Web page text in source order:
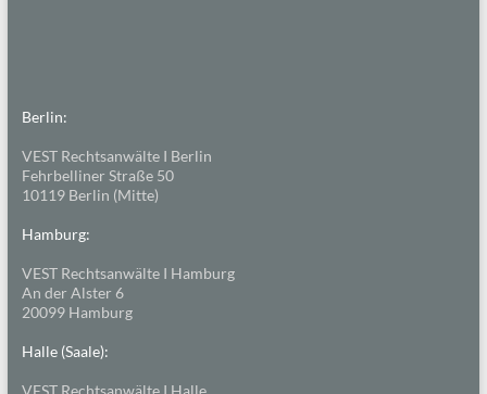
Berlin:
VEST Rechtsanwälte I Berlin
Fehrbelliner Straße 50
10119 Berlin (Mitte)
Hamburg:
VEST Rechtsanwälte I Hamburg
An der Alster 6
20099 Hamburg
Halle (Saale):